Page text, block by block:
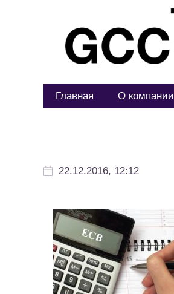
Главная О компании
22.12.2016, 12:12